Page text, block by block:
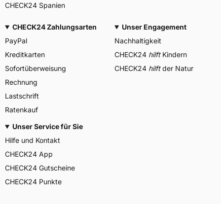
CHECK24 Spanien
CHECK24 Zahlungsarten
PayPal
Kreditkarten
Sofortüberweisung
Rechnung
Lastschrift
Ratenkauf
Unser Engagement
Nachhaltigkeit
CHECK24 hilftKindern
CHECK24 hilftder Natur
Unser Service für Sie
Hilfe und Kontakt
CHECK24 App
CHECK24 Gutscheine
CHECK24 Punkte